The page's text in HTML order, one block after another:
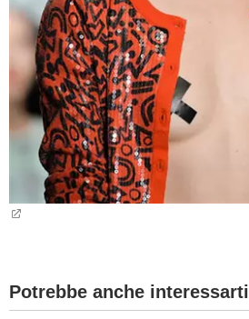
Potrebbe anche interessarti